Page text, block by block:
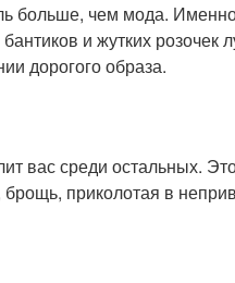
больше, чем мода.
и жутких розочек
дорогого образа.
вас среди остальных.
приколотая в